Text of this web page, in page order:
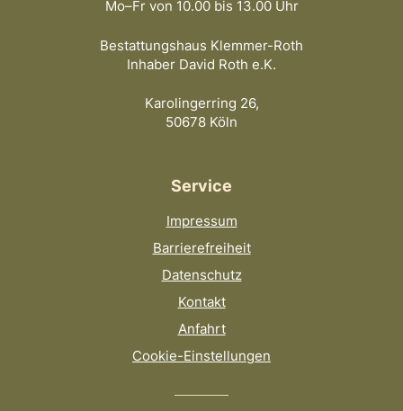
Mo–Fr von 10.00 bis 13.00 Uhr
Bestattungshaus Klemmer-Roth
Inhaber David Roth e.K.
Karolingerring 26,
50678 Köln
Service
Impressum
Barrierefreiheit
Datenschutz
Kontakt
Anfahrt
Cookie-Einstellungen